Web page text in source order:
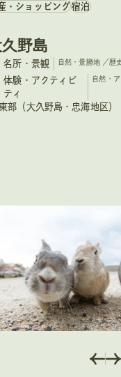
・ショッピング宿泊
野島
名所・景観 自然・景勝地 ／歴
体験・アクティビ
ティ
自然・
部（大久野島・忠海地区）